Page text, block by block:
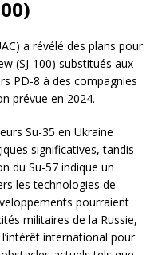
a révélé des plans pour
(SJ-100) substitués aux
PD-8 à des compagnies
prévue en 2024.
Su-35 en Ukraine
significatives, tandis
du Su-57 indique un
les technologies de
pourraient
militaires de la Russie,
international pour